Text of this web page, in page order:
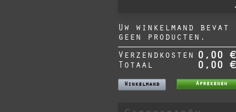
Uw winkelmand bevat
geen producten.
Verzendkosten 0,00 €
Totaal 0,00 €
Winkelmand Afrekenen